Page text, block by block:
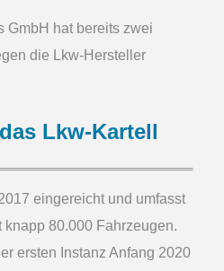
GmbH hat bereits zwei
die Lkw-Hersteller
Lkw-Kartell
eingereicht und umfasst
knapp 80.000 Fahrzeugen.
ersten Instanz Anfang 2020